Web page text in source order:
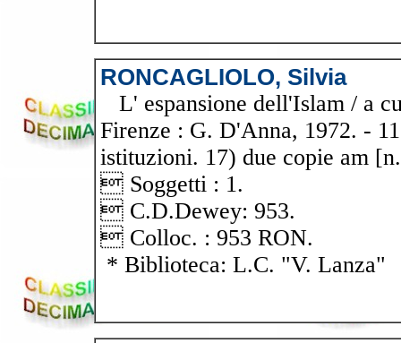
RONCAGLIOLO, Silvia
L' espansione dell'Islam / a
Firenze : G. D'Anna, 1972. -
istituzioni. 17) due copie am
 Soggetti : 1.
 C.D.Dewey: 953.
 Colloc. : 953 RON.
* Biblioteca: L.C. "V. Lanza"